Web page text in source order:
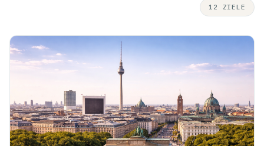
12 ZIELE